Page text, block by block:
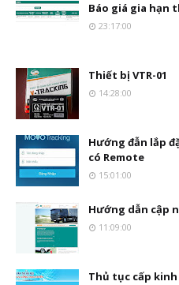
Báo giá gia hạn
23:17:00
Thiết bị VTR-01
14:28:00
Hướng đẫn lắp
có Remote
15:01:00
Hướng dẫn cập
11:09:00
Thủ tục cấp